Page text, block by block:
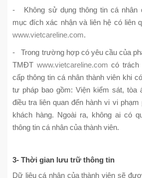
- Không sử dụng thông tin cá nhân
mục đích xác nhận và liên hệ có liên
www.vietcareline.com.
- Trong trường hợp có yêu cầu của
TMĐT www.vietcareline.com có trách
cấp thông tin cá nhân thành viên khi
tư pháp bao gồm: Viện kiểm sát, tòa
điều tra liên quan đến hành vi vi phạm
khách hàng. Ngoài ra, không ai có
thông tin cá nhân của thành viên.
3- Thời gian lưu trữ thông tin
Dữ liệu cá nhân của thành viên sẽ